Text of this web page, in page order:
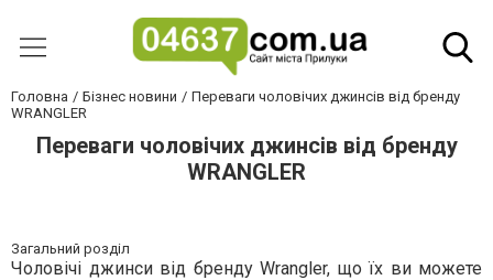
Головна Бізнес новини
Переваги чоловічих джинсів від бренду
WRANGLER
Переваги чоловічих джинсів від бренду
WRANGLER
Загальний розділ
Чоловічі джинси від бренду Wrangler, що їх ви можете